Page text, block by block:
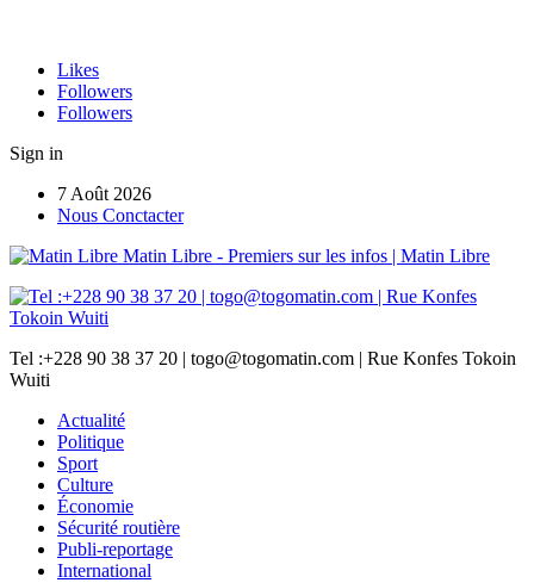
Likes
Followers
Followers
Sign in
7 Août 2026
Nous Conctacter
Matin Libre - Premiers sur les infos | Matin Libre
Tel :+228 90 38 37 20 | togo@togomatin.com | Rue Konfes Tokoin
Wuiti
Actualité
Politique
Sport
Culture
Économie
Sécurité routière
Publi-reportage
International